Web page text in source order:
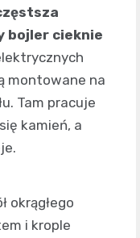
bojler cieknie
montowane na
Tam pracuje
kamień, a
okrągłego
i krople